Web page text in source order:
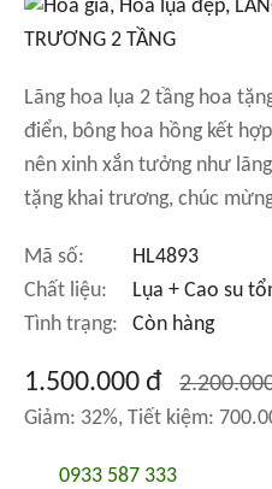
Lãng hoa lụa 2 tầng hoa
điển, bông hoa hồng kết
nên xinh xắn tưởng như
tặng khai trương, chúc
Mã số:
HL4893
Chất liệu:
Lụa + Cao su
Tình trạng:
Còn hàng
1.500.000 đ
Giảm: 32%, Tiết kiệm:
0933 587 333